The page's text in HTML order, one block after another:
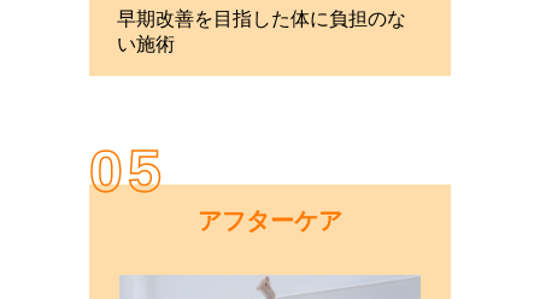
早期改善を目指した体に負担のな
い施術
05
アフターケア